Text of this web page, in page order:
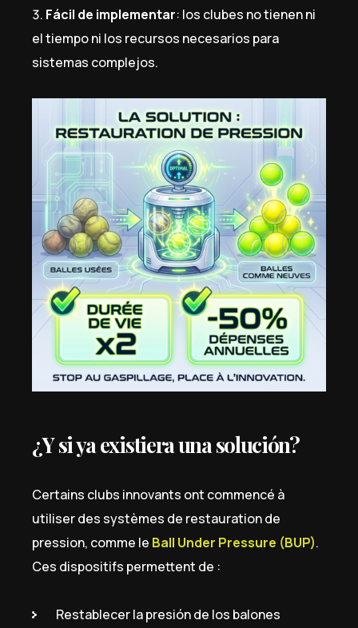
Fácil de implementar: los clubes no tienen ni
el tiempo ni los recursos necesarios para
sistemas complejos.
¿Y si ya existiera una solución?
Certains clubs innovants ont commencé à
utiliser des systèmes de restauration de
pression, comme le Ball Under Pressure (BUP).
Ces dispositifs permettent de :
Restablecer la presión de los balones